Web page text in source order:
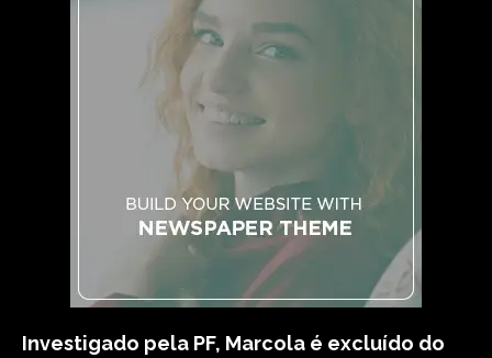
Investigado pela PF, Marcola é excluído do